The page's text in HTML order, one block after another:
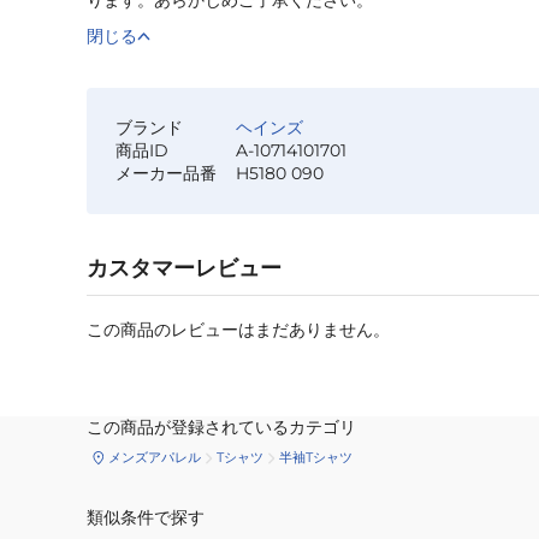
閉じる
ブランド
ヘインズ
商品ID
A-10714101701
メーカー品番
H5180 090
カスタマーレビュー
この商品のレビューはまだありません。
この商品が登録されているカテゴリ
メンズアパレル Tシャツ 半袖Tシャツ
類似条件で探す